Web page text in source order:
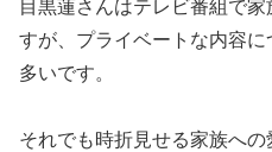
目黒蓮さんはテレビ番組で
すが、プライベートな内容
多いです。
それでも時折見せる家族へ